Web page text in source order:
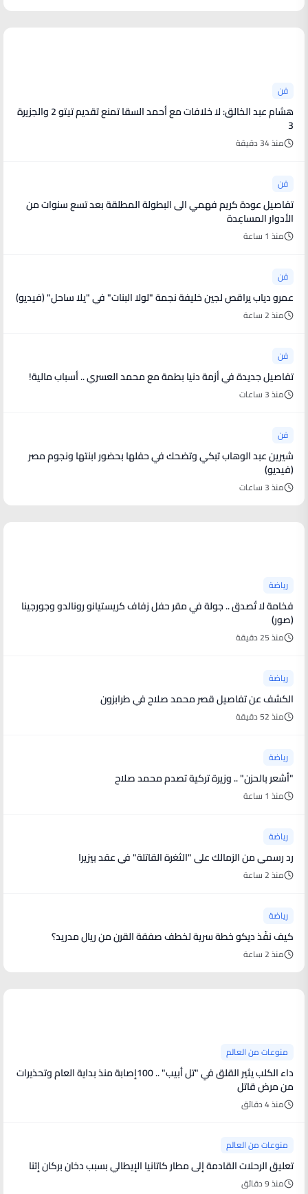
فن
هشام عبد الخالق: لا خلافات مع أحمد السقا تمنع تقديم تيتو 2 والجزيرة
3
منذ 34 دقيقة
فن
تفاصيل عودة كريم فهمي الى البطولة المطلقة بعد تسع سنوات من
الأدوار المساعِدة
منذ 1 ساعة
فن
عمرو دياب يراقص لجين خليفة نجمة "لولا البنات" في "يلا ساحل" (فيديو)
منذ 2 ساعة
فن
تفاصيل جديدة في أزمة دنيا بطمة مع محمد العسري .. أسباب مالية!
منذ 3 ساعات
فن
شيرين عبد الوهاب تبكي وتضحك في حفلها بحضور ابنتها ونجوم مصر
(فيديو)
منذ 3 ساعات
رياضة
فخامة لا تُصدق .. جولة في مقر حفل زفاف كريستيانو رونالدو وجورجينا
(صور)
منذ 25 دقيقة
رياضة
الكشف عن تفاصيل قصر محمد صلاح في طرابزون
منذ 52 دقيقة
رياضة
"أشعر بالحزن" .. وزيرة تركية تصدم محمد صلاح
منذ 1 ساعة
رياضة
رد رسمي من الزمالك على "الثغرة القاتلة" في عقد بيزيرا
منذ 2 ساعة
رياضة
كيف نفّذ ديكو خطة سرية لخطف صفقة القرن من ريال مدريد؟
منذ 2 ساعة
منوعات من العالم
داء الكلب يثير القلق في "تل أبيب" .. 100إصابة منذ بداية العام وتحذيرات
من مرض قاتل
منذ 4 دقائق
منوعات من العالم
تعليق الرحلات القادمة إلى مطار كاتانيا الإيطالي بسبب دخان بركان إتنا
منذ 9 دقائق